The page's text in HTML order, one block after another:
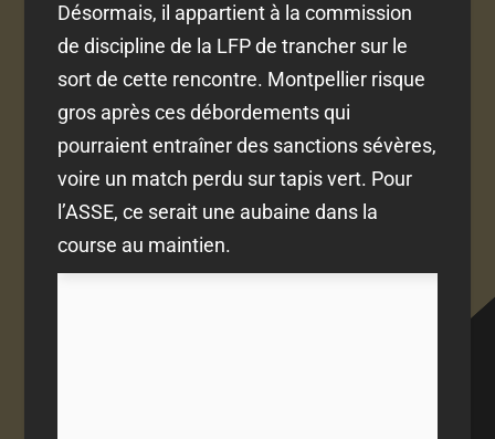
Désormais, il appartient à la commission
de discipline de la LFP de trancher sur le
sort de cette rencontre. Montpellier risque
gros après ces débordements qui
pourraient entraîner des sanctions sévères,
voire un match perdu sur tapis vert. Pour
l’ASSE, ce serait une aubaine dans la
course au maintien.